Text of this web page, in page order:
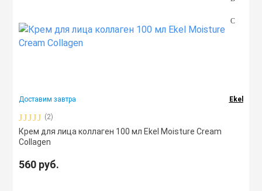
Доставим завтра Ekel
(2)
Крем для лица коллаген 100 мл Ekel Moisture Cream
Collagen
560 руб.